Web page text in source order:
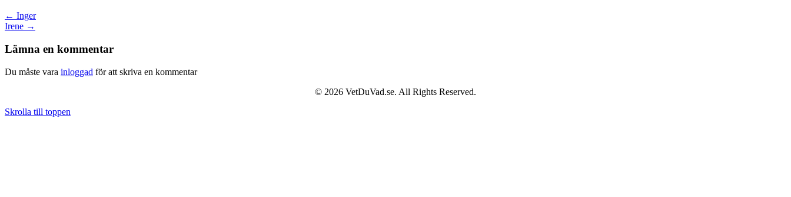
Posts
navigation
← Inger
Irene →
Lämna en kommentar
Du måste vara inloggad för att skriva en kommentar
© 2026 VetDuVad.se. All Rights Reserved.
Skrolla till toppen